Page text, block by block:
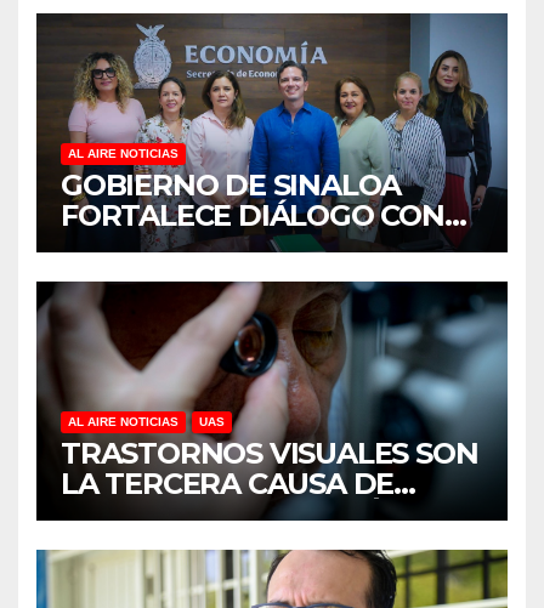
AL AIRE NOTICIAS
GOBIERNO DE SINALOA
FORTALECE DIÁLOGO CON
MUJERES EMPRESARIAS DE
CULIACÁN
AL AIRE NOTICIAS UAS
TRASTORNOS VISUALES SON
LA TERCERA CAUSA DE
DISCAPACIDAD EN MÉXICO,
REVELA ESTUDIO DEL
CIDOCS DE LA UAS